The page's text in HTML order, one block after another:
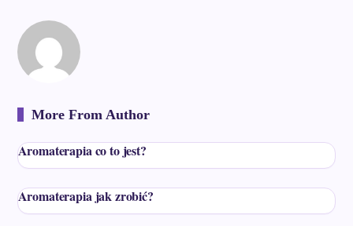
More From Author
Aromaterapia co to jest?
Aromaterapia jak zrobić?